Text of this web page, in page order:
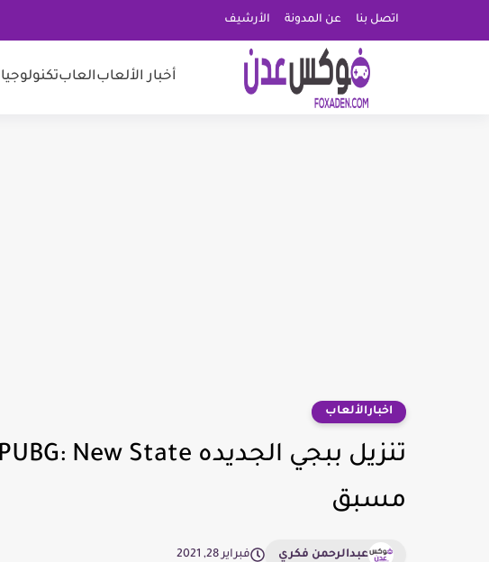
اتصل بنا عن المدونة الأرشيف
أخبار الألعابالعابتكنولوجيا
اخبارالألعاب
مسبق
عبدالرحمن فكري فبراير 28, 2021